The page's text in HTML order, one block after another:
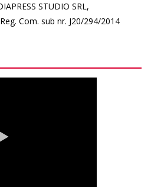
STUDIO SRL,
Com. sub nr. J20/294/2014